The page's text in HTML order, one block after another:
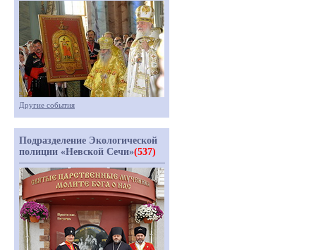
Другие события
Подразделение Экологической
полиции «Невской Сечи»(537)